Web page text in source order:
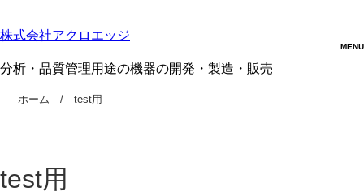
株式会社アクロエッジ
分析・品質管理用途の機器の開発・製造・販売
ホーム test用
test用